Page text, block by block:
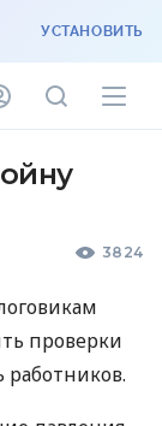
УСТАНОВИТЬ
3824
проверки